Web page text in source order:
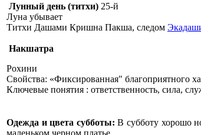
Лунный день (титхи) 25-й
Луна убывает
Титхи Дашами Кришна Пакша, следом
Накшатра
Рохини
Свойства: «Фиксированная" благоприятного
Ключевые понятия : ответственность, сила,
Одежда и цвета субботы:В субботу хорошо
маленьком черном платье.